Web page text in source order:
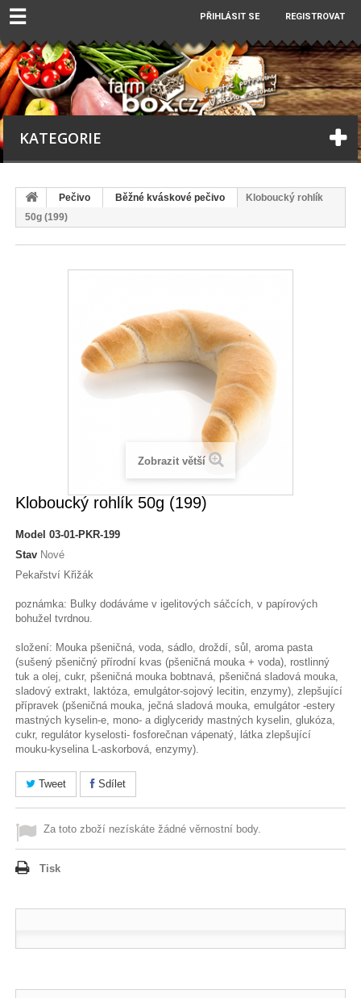
☰ PŘIHLÁSIT SE REGISTROVAT
KATEGORIE
Pečivo Běžné kváskové pečivo
Kloboucký rohlík
50g (199)
Zobrazit větší
Kloboucký rohlík 50g (199)
Model 03-01-PKR-199
Stav Nové
Pekařství Křižák
poznámka: Bulky dodáváme v igelitových sáčcích, v papírových
bohužel tvrdnou.
složení: Mouka pšeničná, voda, sádlo, droždí, sůl, aroma pasta
(sušený pšeničný přírodní kvas (pšeničná mouka + voda), rostlinný
tuk a olej, cukr, pšeničná mouka bobtnavá, pšeničná sladová mouka,
sladový extrakt, laktóza, emulgátor-sojový lecitin, enzymy), zlepšující
přípravek (pšeničná mouka, ječná sladová mouka, emulgátor -estery
mastných kyselin-e, mono- a diglyceridy mastných kyselin, glukóza,
cukr, regulátor kyselosti- fosforečnan vápenatý, látka zlepšující
mouku-kyselina L-askorbová, enzymy).
Tweet Sdílet
Za toto zboží nezískáte žádné věrnostní body.
Tisk